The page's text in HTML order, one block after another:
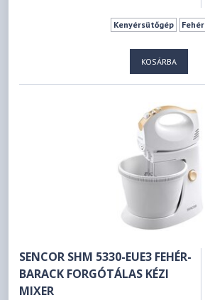
Kenyérsütőgép Fehér
KOSÁRBA
SENCOR SHM 5330-EUE3 FEHÉR-
BARACK FORGÓTÁLAS KÉZI
MIXER